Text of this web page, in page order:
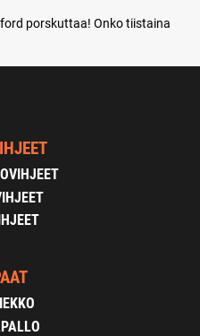
porskuttaa! Onko tiistaina